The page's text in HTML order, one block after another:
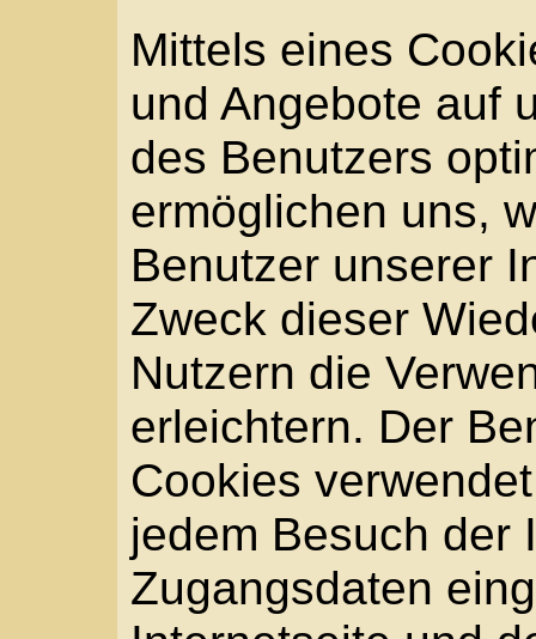
Informationen. Diese
Informationen
gespeichert. Erfasst
verwendeten
das vom
Betriebssystem, (3)
ein zugreifendes
gelangt (sogenannte
Unterwebseiten,
System auf unserer
werden, (5) das
Zugriffs auf die
Protokoll-Adresse